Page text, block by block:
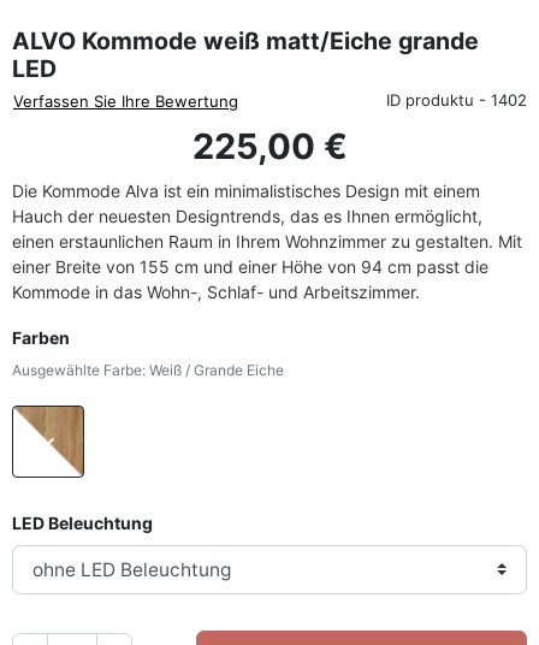
ALVO Kommode weiß matt/Eiche grande
LED
Verfassen Sie Ihre Bewertung ID produktu - 1402
225,00 €
Die Kommode Alva ist ein minimalistisches Design mit einem
Hauch der neuesten Designtrends, das es Ihnen ermöglicht,
einen erstaunlichen Raum in Ihrem Wohnzimmer zu gestalten. Mit
einer Breite von 155 cm und einer Höhe von 94 cm passt die
Kommode in das Wohn-, Schlaf- und Arbeitszimmer.
Farben
Ausgewählte Farbe: Weiß / Grande Eiche
Weiß / Grande Eiche
LED Beleuchtung